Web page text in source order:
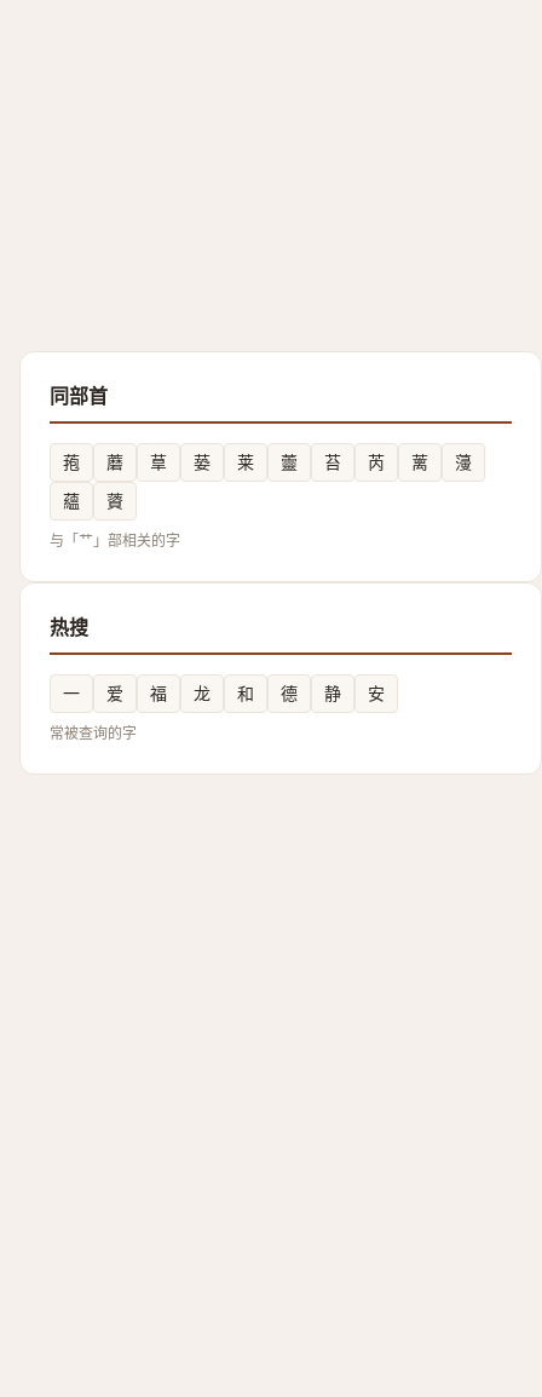
同部首
菢 蘑 䓍 蒆 莱 䖅 苔 芮 蓠
薓
蘊
薋
与「艹」部相关的字
热搜
一 爱 福 龙 和 德 静 安
常被查询的字